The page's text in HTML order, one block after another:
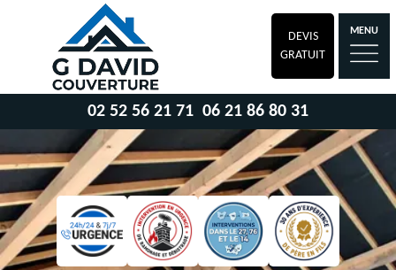
DEVIS
GRATUIT
MENU
02 52 56 21 71 06 21 86 80 31